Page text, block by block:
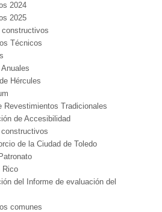
2024
2025
constructivos
Técnicos
Hércules
Revestimientos Tradicionales
de Accesibilidad
constructivos
de la Ciudad de Toledo
Rico
del Informe de evaluación del
comunes